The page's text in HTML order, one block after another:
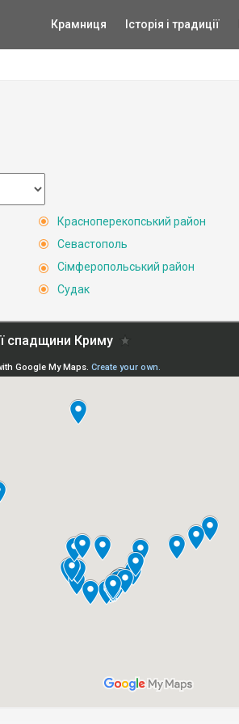
Крамниця Історія і традиції
Красноперекопський район
Севастополь
Сімферопольський район
Судак